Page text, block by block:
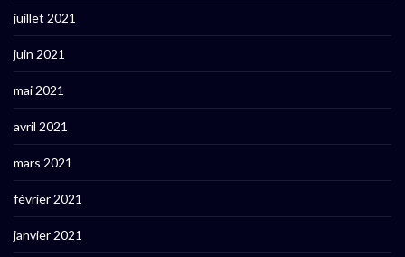
juillet 2021
juin 2021
mai 2021
avril 2021
mars 2021
février 2021
janvier 2021